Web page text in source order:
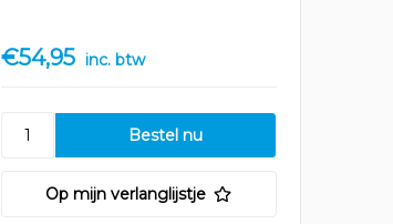
€54,95 inc. btw
Op mijn verlanglijstje